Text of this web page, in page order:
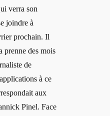
verra son
joindre à
prochain. Il
prenne des mois
de
à ce
aux
Pinel. Face